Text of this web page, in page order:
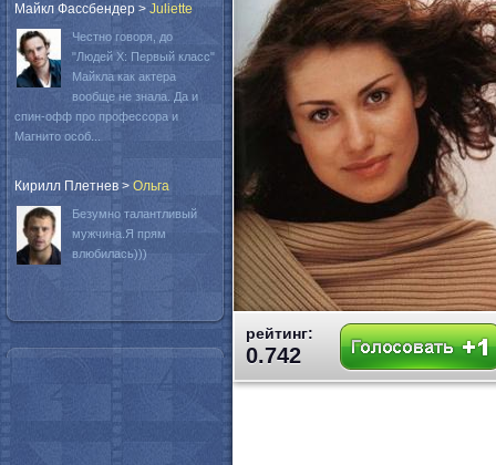
рейтинг:
0.742
Майкл Фассбендер > Juliette
Честно говоря, до
"Людей Х: Первый класс"
Майкла как актера
вообще не знала. Да и
спин-офф про профессора и
Магнито особ...
Кирилл Плетнев > Oльга
Безумно талантливый
мужчина.Я прям
влюбилась)))